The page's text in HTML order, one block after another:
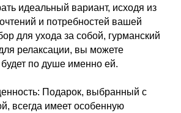
идеальный вариант, исходя из
и потребностей вашей
для ухода за собой, гурманский
релаксации, вы можете
будет по душе именно ей.
Подарок, выбранный с
всегда имеет особенную